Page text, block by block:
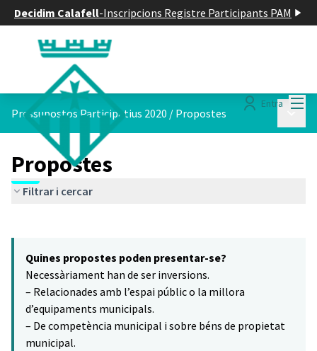
Decidim Calafell-Inscripcions Registre Participants PAM
Entra
Pressupostos Participatius 2020 / Propostes
Propostes
Filtrar i cercar
−
Quines propostes poden presentar-se?
Necessàriament han de ser inversions.
– Relacionades amb l’espai públic o la millora
d’equipaments municipals.
– De competència municipal i sobre béns de propietat
municipal.